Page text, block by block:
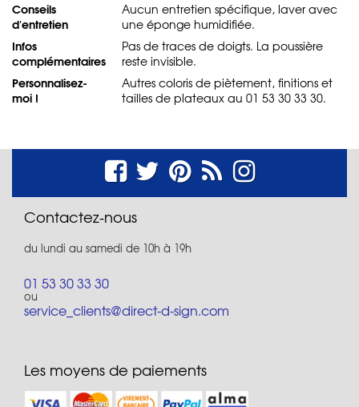
Conseils
d'entretien
Aucun entretien spécifique, laver avec
une éponge humidifiée.
Infos
complémentaires
Pas de traces de doigts. La poussière
reste invisible.
Personnalisez-
moi !
Autres coloris de piètement, finitions et
tailles de plateaux au 01 53 30 33 30.
Contactez-nous
du lundi au samedi de 10h à 19h
01 53 30 33 30
ou
service_clients@direct-d-sign.com
Les moyens de paiements